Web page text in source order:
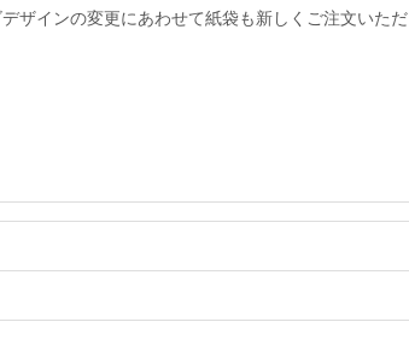
ザインの変更にあわせて紙袋も新しくご注文いただ